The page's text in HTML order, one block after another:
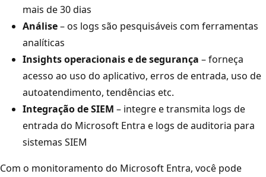
mais de 30 dias
Análise– os logs são pesquisáveis com ferramentas
analíticas
Insights operacionais e de segurança – forneça
acesso ao uso do aplicativo, erros de entrada, uso de
autoatendimento, tendências etc.
Integração de SIEM – integre e transmita logs de
entrada do Microsoft Entra e logs de auditoria para
sistemas SIEM
Com o monitoramento do Microsoft Entra, você pode